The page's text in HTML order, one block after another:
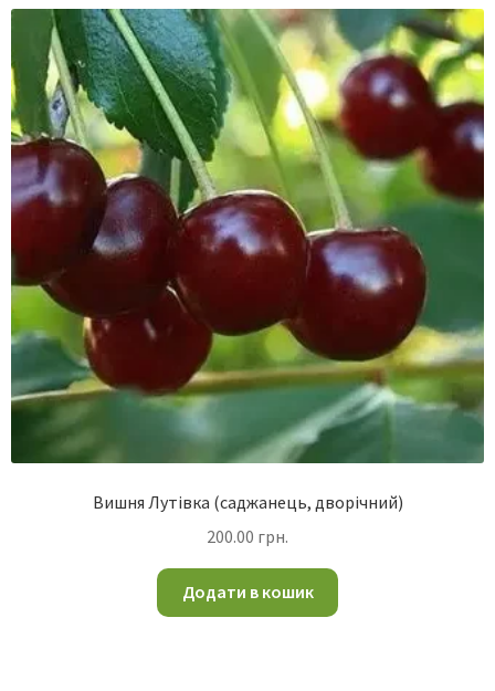
Вишня Лутівка (саджанець, дворічний)
200.00 грн.
Додати в кошик